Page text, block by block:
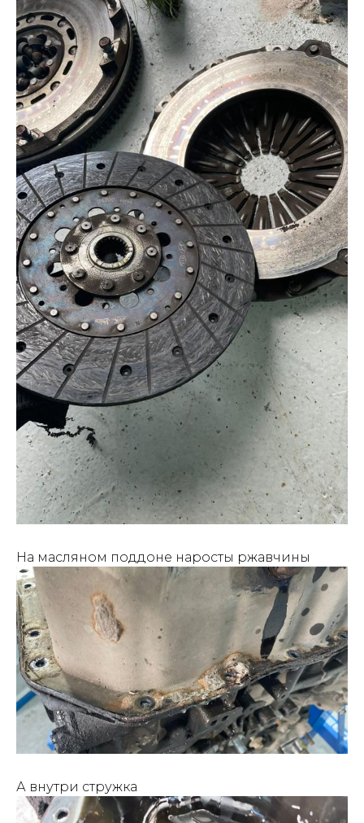
На масляном поддоне наросты ржавчины
А внутри стружка